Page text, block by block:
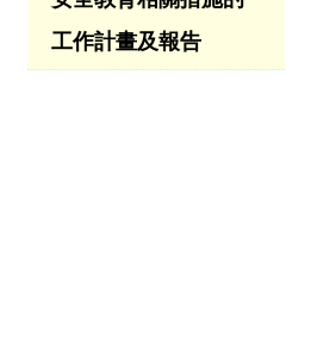
工作計畫及報告